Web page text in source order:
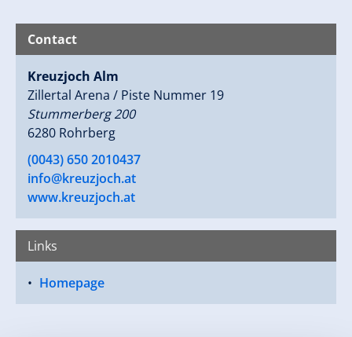
our motto!
fromregional producers and suppliers.
focus on regionality, we have been recognized as a
“Bewusst Tirol” business
For a quick stop, our Lifthäusl on the sun terrace is
the ideal place for a refreshment or a small snack in
between.
Contact
Kreuzjoch Alm
Zillertal Arena / Piste Nummer 19
Stummerberg 200
6280 Rohrberg
(0043) 650 2010437
info@kreuzjoch.at
www.kreuzjoch.at
Links
Homepage